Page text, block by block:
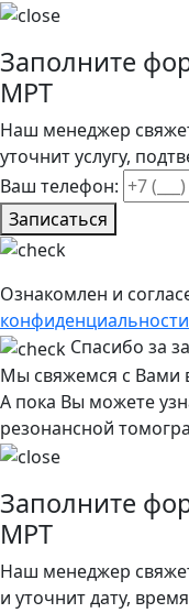
Заполните
МРТ
Наш менеджер
уточнит услугу,
Ваш телефон:
Записаться
Ознакомлен и
конфиденциальности
Спасибо за
Мы свяжемся с Вами
А пока Вы можете
резонансной
Заполните
МРТ
Наш менеджер
и уточнит дату,